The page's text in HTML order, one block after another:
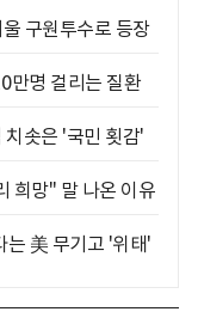
구원투수로 등장
만명 걸리는 질환
솟은 '국민 횟감'
희망" 말 나온 이유
美 무기고 '위태'